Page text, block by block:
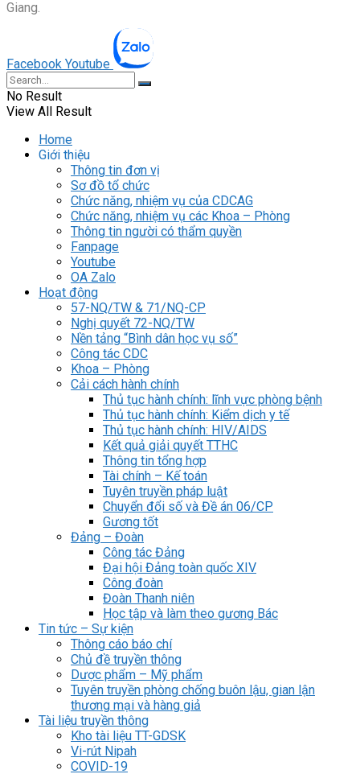
Giang.
Facebook Youtube
No Result
View All Result
Home
Giới thiệu
Thông tin đơn vị
Sơ đồ tổ chức
Chức năng, nhiệm vụ của CDCAG
Chức năng, nhiệm vụ các Khoa – Phòng
Thông tin người có thẩm quyền
Fanpage
Youtube
OA Zalo
Hoạt động
57-NQ/TW & 71/NQ-CP
Nghị quyết 72-NQ/TW
Nền tảng “Bình dân học vụ số”
Công tác CDC
Khoa – Phòng
Cải cách hành chính
Thủ tục hành chính: lĩnh vực phòng bệnh
Thủ tục hành chính: Kiểm dịch y tế
Thủ tục hành chính: HIV/AIDS
Kết quả giải quyết TTHC
Thông tin tổng hợp
Tài chính – Kế toán
Tuyên truyền pháp luật
Chuyển đổi số và Đề án 06/CP
Gương tốt
Đảng – Đoàn
Công tác Đảng
Đại hội Đảng toàn quốc XIV
Công đoàn
Đoàn Thanh niên
Học tập và làm theo gương Bác
Tin tức – Sự kiện
Thông cáo báo chí
Chủ đề truyền thông
Dược phẩm – Mỹ phẩm
Tuyên truyền phòng chống buôn lậu, gian lận
thương mại và hàng giả
Tài liệu truyền thông
Kho tài liệu TT-GDSK
Vi-rút Nipah
COVID-19